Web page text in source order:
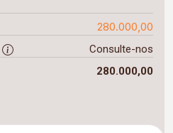
280.000,00
Consulte-nos
280.000,00